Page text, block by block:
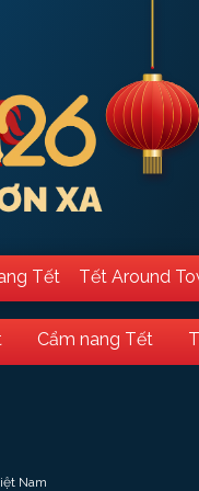
Tết Tết Around
Cẩm nang Tết
Nam